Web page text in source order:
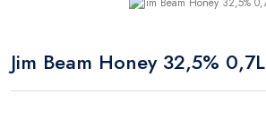
Jim Beam Honey 32,5% 0,7L